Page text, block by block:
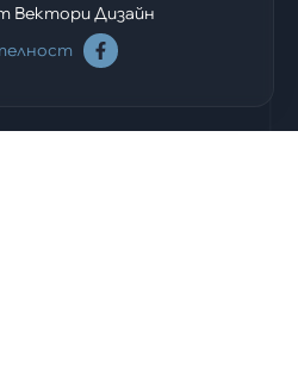
Вектори Дизайн